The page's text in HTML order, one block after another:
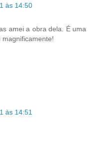
às 14:50
amei a obra dela. É uma
às 14:51